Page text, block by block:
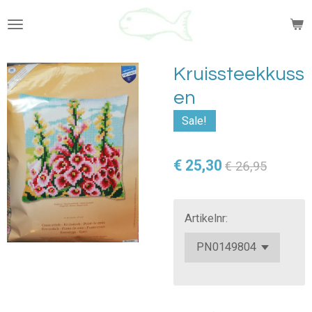
direct
de
hoofdinhoud
Kruissteekkuss
en
Sale!
€ 25,30 € 26,95
Artikelnr: